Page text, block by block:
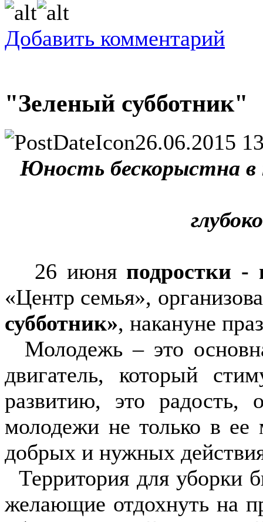
Добавить комментарий
"Зеленый субботник"
26.06.2015
Юность бескорыстна в
26 июня подростки -
«Центр семья»,
субботник», накануне
Молодежь – это
двигатель, который
развитию, это
молодежи не только в
добрых и нужных
Территория для уборки
желающие отдохнуть на